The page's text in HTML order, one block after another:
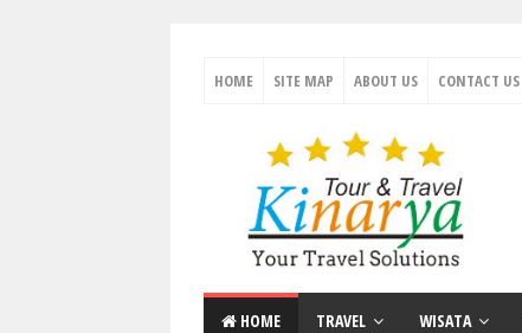
HOME SITE MAP ABOUT US CONTACT US
HOME TRAVEL WISATA